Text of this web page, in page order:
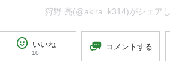
狩野 亮(@akira_k314)がシェア
いいね
10
コメントする